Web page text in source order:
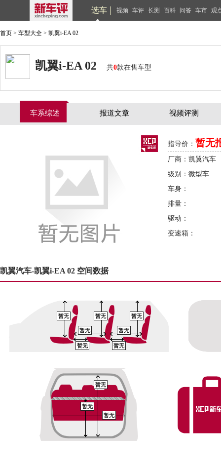
选车 视频 车评 长测 百科 问答 车市 观
首页 > 车型大全 > 凯翼i-EA 02
凯翼i-EA 02 共0款在售车型
车系综述 报道文章 视频评测
指导价： 暂无
厂商：凯翼汽车
级别：微型车
车身：
排量：
驱动：
变速箱：
凯翼汽车-凯翼i-EA 02 空间数据
暂无 暂无 暂无
暂无
暂无 暂无
暂无
暂无
暂无
暂无